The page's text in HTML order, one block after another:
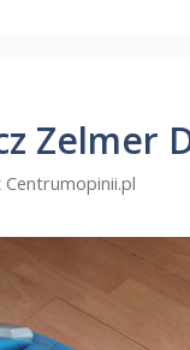
Zelmer
Centrumopinii.pl